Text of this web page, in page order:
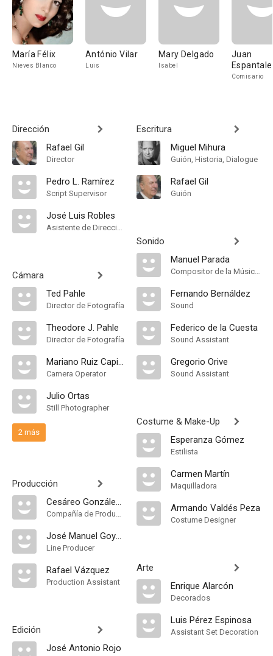
María Félix
Nieves Blanco
António Vilar
Luis
Mary Delgado
Isabel
Juan
Comisario
Dirección
Rafael Gil
Director
Pedro L. Ramírez
Script Supervisor
José Luis Robles
Asistente de Dirección
Cámara
Ted Pahle
Director de Fotografía
Theodore J. Pahle
Director de Fotografía
Mariano Ruiz Capillas
Camera Operator
Julio Ortas
Still Photographer
2 más
Producción
Cesáreo González P.C
Compañía de Produccion
José Manuel Goyanes
Line Producer
Rafael Vázquez
Production Assistant
Edición
José Antonio Rojo
Escritura
Miguel Mihura
Guión, Historia, Dialogue
Rafael Gil
Guión
Sonido
Manuel Parada
Compositor de la Música Original
Fernando Bernáldez
Sound
Federico de la Cuesta
Sound Assistant
Gregorio Orive
Sound Assistant
Costume & Make-Up
Esperanza Gómez
Estilista
Carmen Martín
Maquilladora
Armando Valdés Peza
Costume Designer
Arte
Enrique Alarcón
Decorados
Luis Pérez Espinosa
Assistant Set Decoration